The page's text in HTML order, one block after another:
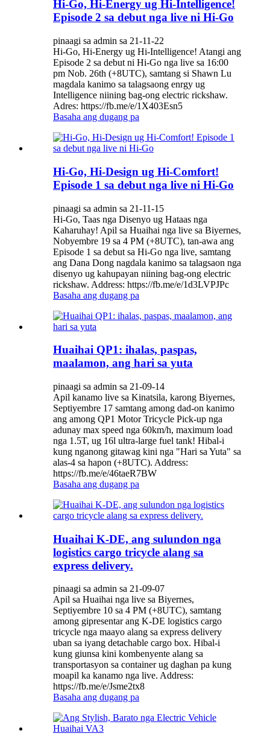
Hi-Go, Hi-Energy ug Hi-Intelligence!
Episode 2 sa debut nga live ni Hi-Go
pinaagi sa admin sa 21-11-22
Hi-Go, Hi-Energy ug Hi-Intelligence! Atangi ang
Episode 2 sa debut ni Hi-Go nga live sa 16:00
pm Nob. 26th (+8UTC), samtang si Shawn Lu
magdala kanimo sa talagsaong enrgy ug
Intelligence niining bag-ong electric rickshaw.
Adres: https://fb.me/e/1X403Esn5
Basaha ang dugang pa
Hi-Go, Hi-Design ug Hi-Comfort!
Episode 1 sa debut nga live ni Hi-Go
pinaagi sa admin sa 21-11-15
Hi-Go, Taas nga Disenyo ug Hataas nga
Kaharuhay! Apil sa Huaihai nga live sa Biyernes,
Nobyembre 19 sa 4 PM (+8UTC), tan-awa ang
Episode 1 sa debut sa Hi-Go nga live, samtang
ang Dana Dong nagdala kanimo sa talagsaon nga
disenyo ug kahupayan niining bag-ong electric
rickshaw. Address: https://fb.me/e/1d3LVPJPc
Basaha ang dugang pa
Huaihai QP1: ihalas, paspas,
maalamon, ang hari sa yuta
pinaagi sa admin sa 21-09-14
Apil kanamo live sa Kinatsila, karong Biyernes,
Septiyembre 17 samtang among dad-on kanimo
ang among QP1 Motor Tricycle Pick-up nga
adunay max speed nga 60km/h, maximum load
nga 1.5T, ug 16l ultra-large fuel tank! Hibal-i
kung nganong gitawag kini nga "Hari sa Yuta" sa
alas-4 sa hapon (+8UTC). Address:
https://fb.me/e/46taeR7BW
Basaha ang dugang pa
Huaihai K-DE, ang sulundon nga
logistics cargo tricycle alang sa
express delivery.
pinaagi sa admin sa 21-09-07
Apil sa Huaihai nga live sa Biyernes,
Septiyembre 10 sa 4 PM (+8UTC), samtang
among gipresentar ang K-DE logistics cargo
tricycle nga maayo alang sa express delivery
uban sa iyang detachable cargo box. Hibal-i
kung giunsa kini kombenyente alang sa
transportasyon sa container ug daghan pa kung
moapil ka kanamo nga live. Address:
https://fb.me/e/Jsme2tx8
Basaha ang dugang pa